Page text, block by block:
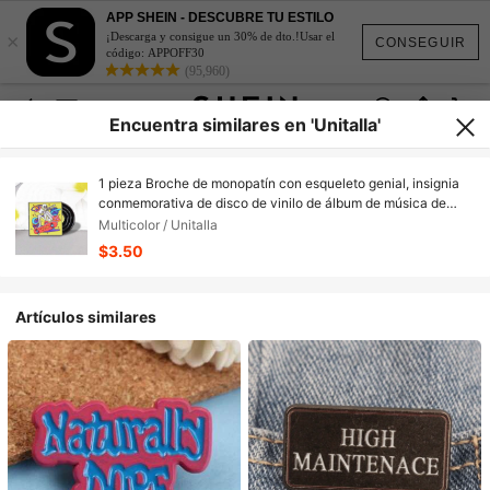
CONSEGUIR
×
APP SHEIN - DESCUBRE TU ESTILO
¡Descarga y consigue un 30% de dto.!Usar el
código: APPOFF30
(95,960)
Encuentra similares en 'Unitalla'
1 pieza Broche de monopatín con esqueleto genial, insignia
conmemorativa de disco de vinilo de álbum de música de
fondo de los 90, accesorio de joyería de moda, regalo ideal
para festivales, eventos y coleccionistas, regalo de moda
creativo perfecto
Multicolor / Unitalla
$3.50
Artículos similares